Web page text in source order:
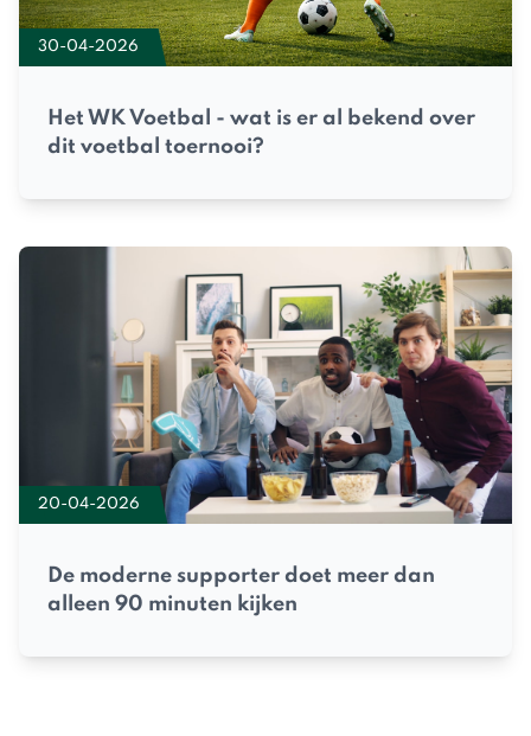
30-04-2026
Het WK Voetbal - wat is er al bekend over
dit voetbal toernooi?
20-04-2026
De moderne supporter doet meer dan
alleen 90 minuten kijken